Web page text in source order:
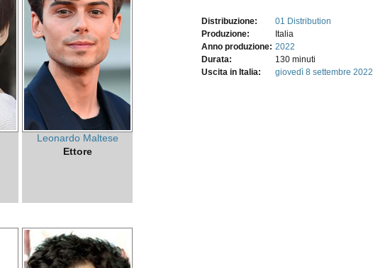
Distribuzione:
01 Distribution
Produzione:
Italia
Anno produzione: 2022
Durata:
130 minuti
Uscita in Italia:
giovedì 8 settembre 2022
Leonardo Maltese
Ettore